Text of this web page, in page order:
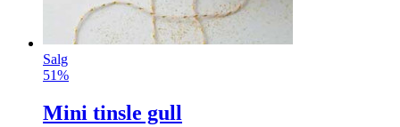
Salg
51%
Mini tinsle gull